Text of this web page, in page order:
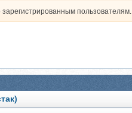
пользователям.